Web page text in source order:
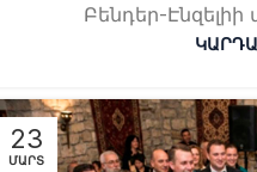
Բենդեր-
23
ՄԱՐՏ